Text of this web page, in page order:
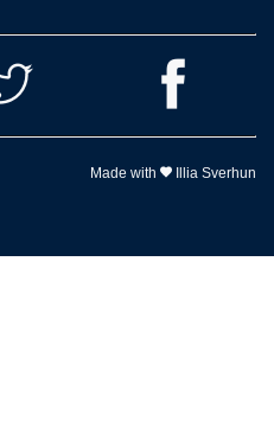
Made with Illia Sverhun